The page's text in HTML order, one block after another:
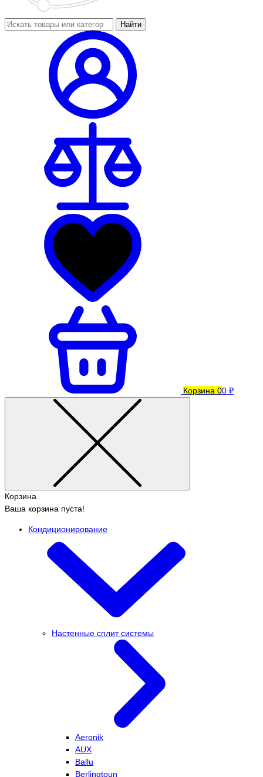
Найти
Корзина 00 ₽
Корзина
Ваша корзина пуста!
Кондиционирование
Настенные сплит системы
Aeronik
AUX
Ballu
Berlingtoun